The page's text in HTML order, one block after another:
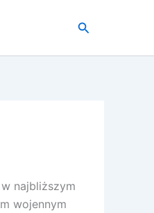
Szukaj
najbliższym
wojennym